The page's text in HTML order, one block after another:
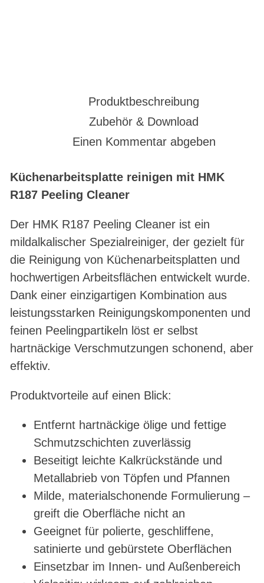
Produktbeschreibung
Zubehör & Download
Einen Kommentar abgeben
Küchenarbeitsplatte reinigen mit HMK
R187 Peeling Cleaner
Der HMK R187 Peeling Cleaner ist ein
mildalkalischer Spezialreiniger, der gezielt für
die Reinigung von Küchenarbeitsplatten und
hochwertigen Arbeitsflächen entwickelt wurde.
Dank einer einzigartigen Kombination aus
leistungsstarken Reinigungskomponenten und
feinen Peelingpartikeln löst er selbst
hartnäckige Verschmutzungen schonend, aber
effektiv.
Produktvorteile auf einen Blick:
Entfernt hartnäckige ölige und fettige
Schmutzschichten zuverlässig
Beseitigt leichte Kalkrückstände und
Metallabrieb von Töpfen und Pfannen
Milde, materialschonende Formulierung –
greift die Oberfläche nicht an
Geeignet für polierte, geschliffene,
satinierte und gebürstete Oberflächen
Einsetzbar im Innen- und Außenbereich